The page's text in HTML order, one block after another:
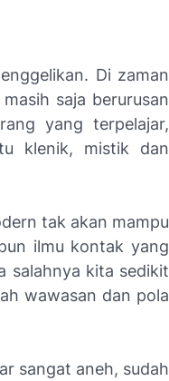
Di zaman
saja berurusan
yang terpelajar,
klenik, mistik dan
tak akan mampu
ilmu kontak yang
salahnya kita sedikit
wawasan dan pola
sangat aneh, sudah